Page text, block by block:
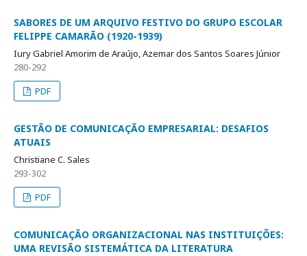
SABORES DE UM ARQUIVO FESTIVO DO GRUPO ESCOLAR
FELIPPE CAMARÃO (1920-1939)
Iury Gabriel Amorim de Araújo, Azemar dos Santos Soares Júnior
280-292
PDF
GESTÃO DE COMUNICAÇÃO EMPRESARIAL: DESAFIOS
ATUAIS
Christiane C. Sales
293-302
PDF
COMUNICAÇÃO ORGANIZACIONAL NAS INSTITUIÇÕES:
UMA REVISÃO SISTEMÁTICA DA LITERATURA